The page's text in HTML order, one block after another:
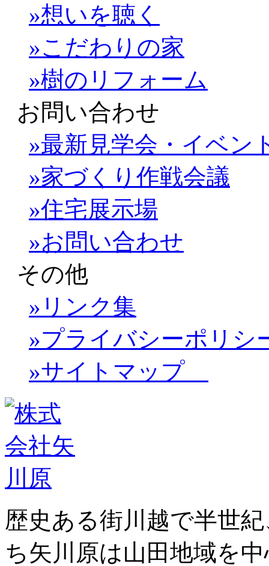
»想いを聴く
»こだわりの家
»樹のリフォーム
お問い合わせ
»最新見学会・イベン
»家づくり作戦会議
»住宅展示場
»お問い合わせ
その他
»リンク集
»プライバシーポリシ
»サイトマップ
歴史ある街川越で半世
ち矢川原は山田地域を